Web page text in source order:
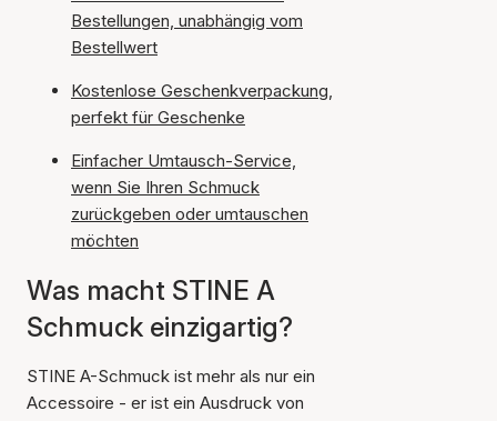
Bestellungen, unabhängig vom
Bestellwert
Kostenlose Geschenkverpackung,
perfekt für Geschenke
Einfacher Umtausch-Service,
wenn Sie Ihren Schmuck
zurückgeben oder umtauschen
möchten
Was macht STINE A
Schmuck einzigartig?
STINE A-Schmuck ist mehr als nur ein
Accessoire - er ist ein Ausdruck von